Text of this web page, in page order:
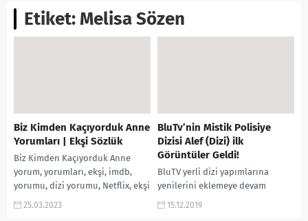
Etiket: Melisa Sözen
Biz Kimden Kaçıyorduk Anne
Yorumları | Ekşi Sözlük
Biz Kimden Kaçıyorduk Anne
yorum, yorumları, ekşi, imdb,
yorumu, dizi yorumu, Netflix, ekşi
sözlük, Melisa Sözen, izle, 2
25.03.2023
BluTv’nin Mistik Polisiye
Dizisi Alef (Dizi) ilk
Görüntüler Geldi!
BluTV yerli dizi yapımlarına
yenilerini eklemeye devam
ediyor. 2020’de yayınlanması
15.12.2019